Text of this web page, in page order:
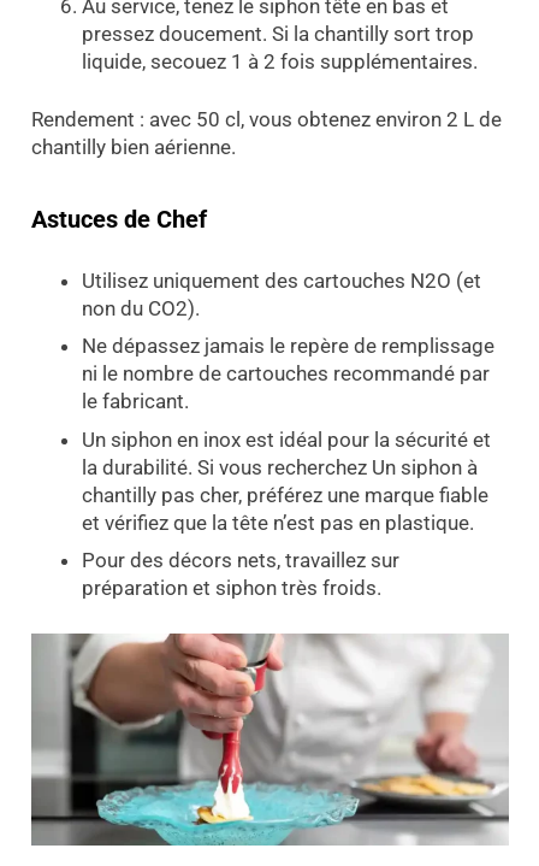
Au service, tenez le siphon tête en bas et
pressez doucement. Si la chantilly sort trop
liquide, secouez 1 à 2 fois supplémentaires.
Rendement : avec 50 cl, vous obtenez environ 2 L de
chantilly bien aérienne.
Astuces de Chef
Utilisez uniquement des cartouches N2O (et
non du CO2).
Ne dépassez jamais le repère de remplissage
ni le nombre de cartouches recommandé par
le fabricant.
Un siphon en inox est idéal pour la sécurité et
la durabilité. Si vous recherchez Un siphon à
chantilly pas cher, préférez une marque fiable
et vérifiez que la tête n’est pas en plastique.
Pour des décors nets, travaillez sur
préparation et siphon très froids.